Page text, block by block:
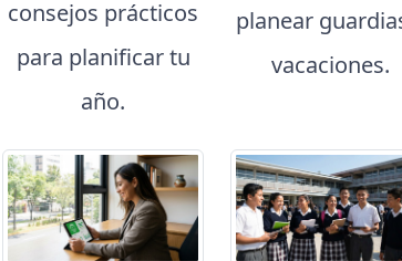
consejos prácticos
para planificar tu
año.
planear
vacaciones.